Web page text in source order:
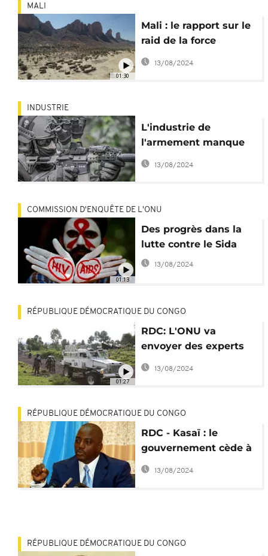
01:30
MALI
Mali : le rapport sur le
raid de la force
Barkhane bien
accueilli
13/08/2024
INDUSTRIE
L'industrie de
l'armement manque
d'éthique (Amnesty
International)
13/08/2024
01:13
COMMISSION D'ENQUÊTE DE L'ONU
Des progrès dans la
lutte contre le Sida
13/08/2024
01:27
RÉPUBLIQUE DÉMOCRATIQUE DU CONGO
RDC: L'ONU va
envoyer des experts
pour enquêter sur les
13/08/2024
RÉPUBLIQUE DÉMOCRATIQUE DU CONGO
RDC - Kasaï : le
gouvernement cède à
l'ouverture d'une
13/08/2024
RÉPUBLIQUE DÉMOCRATIQUE DU CONGO